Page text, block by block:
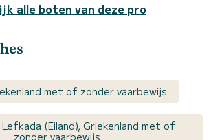
alle boten van deze pro
met of zonder vaarbewijs
(Eiland), Griekenland met of
zonder vaarbewijs